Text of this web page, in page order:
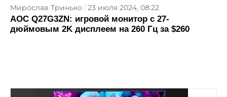
Мирослав Тринько 23 июля 2024, 08:22
AOC Q27G3ZN: игровой монитор с 27-
дюймовым 2K дисплеем на 260 Гц за $260